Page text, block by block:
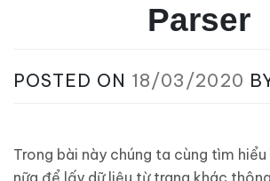
Parser
POSTED ON 18/03/2020
Trong bài này chúng ta cùng tìm
nữa để lấy dữ liệu từ trang khác